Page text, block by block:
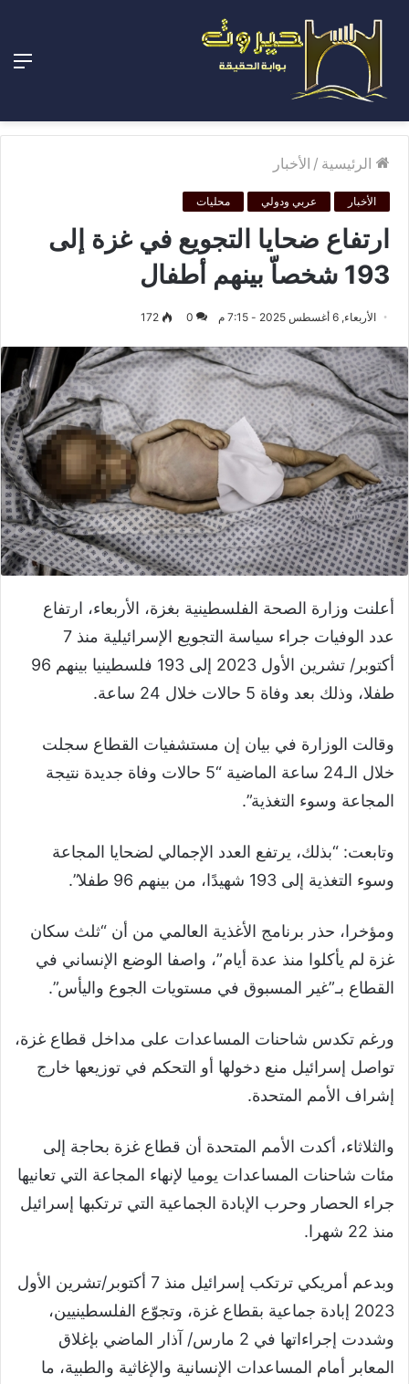
الرئيسية / الأخبار
الأخبار عربي ودولي محليات
ارتفاع ضحايا التجويع في غزة إلى
193 شخصاّ بينهم أطفال
الأربعاء, 6 أغسطس 2025 - 7:15 م 0
172
أعلنت وزارة الصحة الفلسطينية بغزة، الأربعاء، ارتفاع
عدد الوفيات جراء سياسة التجويع الإسرائيلية منذ 7
أكتوبر/ تشرين الأول 2023 إلى 193 فلسطينيا بينهم 96
طفلا، وذلك بعد وفاة 5 حالات خلال 24 ساعة.
وقالت الوزارة في بيان إن مستشفيات القطاع سجلت
خلال الـ24 ساعة الماضية “5 حالات وفاة جديدة نتيجة
المجاعة وسوء التغذية”.
وتابعت: “بذلك، يرتفع العدد الإجمالي لضحايا المجاعة
وسوء التغذية إلى 193 شهيدًا، من بينهم 96 طفلا”.
ومؤخرا، حذر برنامج الأغذية العالمي من أن “ثلث سكان
غزة لم يأكلوا منذ عدة أيام”، واصفا الوضع الإنساني في
القطاع بـ”غير المسبوق في مستويات الجوع واليأس”.
ورغم تكدس شاحنات المساعدات على مداخل قطاع غزة،
تواصل إسرائيل منع دخولها أو التحكم في توزيعها خارج
إشراف الأمم المتحدة.
والثلاثاء، أكدت الأمم المتحدة أن قطاع غزة بحاجة إلى
مئات شاحنات المساعدات يوميا لإنهاء المجاعة التي تعانيها
جراء الحصار وحرب الإبادة الجماعية التي ترتكبها إسرائيل
منذ 22 شهرا.
وبدعم أمريكي ترتكب إسرائيل منذ 7 أكتوبر/تشرين الأول
2023 إبادة جماعية بقطاع غزة، وتجوّع الفلسطينيين،
وشددت إجراءاتها في 2 مارس/ آذار الماضي بإغلاق
المعابر أمام المساعدات الإنسانية والإغاثية والطبية، ما